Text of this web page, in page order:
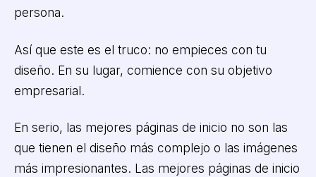
persona.
Así que este es el truco: no empieces con tu
diseño. En su lugar, comience con su objetivo
empresarial.
En serio, las mejores páginas de inicio no son las
que tienen el diseño más complejo o las imágenes
más impresionantes. Las mejores páginas de inicio